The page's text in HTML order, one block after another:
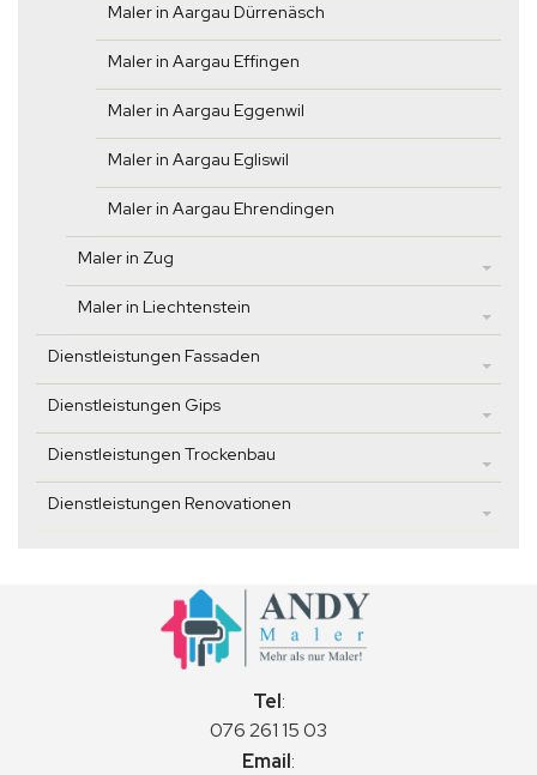
Maler in Aargau Dürrenäsch
Maler in Aargau Effingen
Maler in Aargau Eggenwil
Maler in Aargau Egliswil
Maler in Aargau Ehrendingen
Maler in Zug
Maler in Liechtenstein
Dienstleistungen Fassaden
Dienstleistungen Gips
Dienstleistungen Trockenbau
Dienstleistungen Renovationen
Tel:
076 261 15 03
Email: